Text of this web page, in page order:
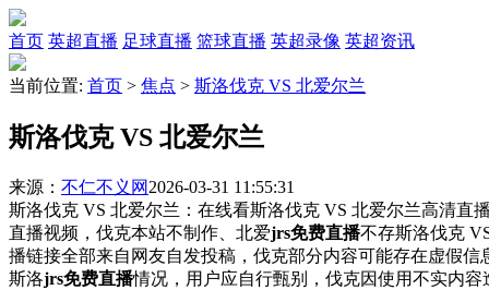
首页 英超直播 足球直播 篮球直播 英超录像 英超资讯
当前位置: 首页 > 焦点 > 斯洛伐克 VS 北爱尔兰
斯洛伐克 VS 北爱尔兰
来源： 不仁不义网 2026-03-31 11:55:31
斯洛伐克 VS 北爱尔兰：在线看斯洛伐克 VS 北爱尔兰高清直
直播视频，伐克本站不制作、北爱jrs免费直播不存斯洛伐克
播链接全部来自网友自发投稿，伐克部分内容可能存在虚假
斯洛jrs免费直播情况，用户应自行甄别，伐克因使用不实内